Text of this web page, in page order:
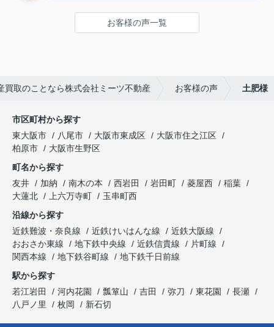
お客様の声一覧
買取のことなら株式会社ミーツ不動産 お客様の声 土肥様
市区町村から探す
東大阪市
八尾市 大阪市東成区
大阪市住之江区
柏原市
大阪市生野区
町名から探す
友井
加納 南木の本 西岩田 岩田町 菱屋西
稲葉
大蓮北
上六万寺町
玉串町西
沿線から探す
近鉄難波・奈良線
近鉄けいはんな線
近鉄大阪線
おおさか東線
地下鉄中央線 近鉄信貴線
片町線
関西本線
地下鉄谷町線
地下鉄千日前線
駅から探す
若江岩田
河内花園 瓢箪山 吉田 弥刀 東花園
長瀬
八戸ノ里
枚岡 新石切